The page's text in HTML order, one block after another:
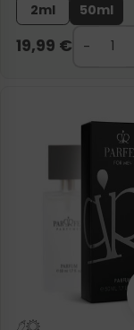
2ml 50ml
19,99 €